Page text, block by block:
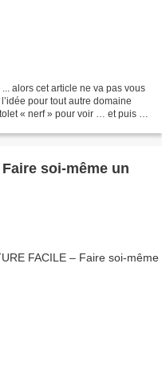
alors cet article ne va pas vous
pour tout autre domaine
« nerf » pour voir … et puis il
Faire soi-même un